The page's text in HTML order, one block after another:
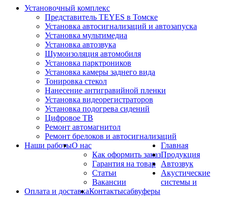
Установочный комплекс
Представитель TEYES в Томске
Установка автосигнализаций и автозапуска
Установка мультимедиа
Установка автозвука
Шумоизоляция автомобиля
Установка парктроников
Установка камеры заднего вида
Тонировка стекол
Нанесение антигравийной пленки
Установка видеорегистраторов
Установка подогрева сидений
Цифровое ТВ
Ремонт автомагнитол
Ремонт брелоков и автосигнализаций
Наши работыО нас
Как оформить заказ
Гарантия на товар
Статьи
Вакансии
Оплата и доставкаКонтакты
Главная
Продукция
Автозвук
Акустические
системы и
сабвуферы